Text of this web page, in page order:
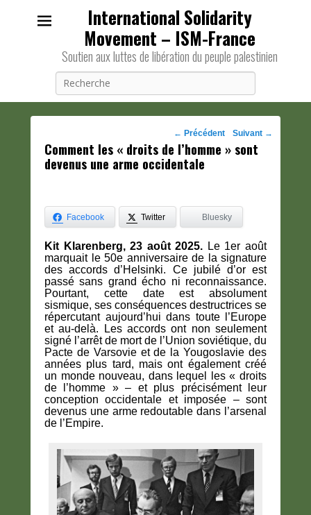
International Solidarity
Movement – ISM-France
Soutien aux luttes de libération du peuple palestinien
Navigation
des
← Précédent Suivant →
Comment les « droits de l’homme » sont
devenus une arme occidentale
Facebook Twitter Bluesky
Kit Klarenberg, 23 août 2025. Le 1er août
marquait le 50e anniversaire de la signature
des accords d’Helsinki. Ce jubilé d’or est
passé sans grand écho ni reconnaissance.
Pourtant, cette date est absolument
sismique, ses conséquences destructrices se
répercutant aujourd’hui dans toute l’Europe
et au-delà. Les accords ont non seulement
signé l’arrêt de mort de l’Union soviétique, du
Pacte de Varsovie et de la Yougoslavie des
années plus tard, mais ont également créé
un monde nouveau, dans lequel les « droits
de l’homme » – et plus précisément leur
conception occidentale et imposée – sont
devenus une arme redoutable dans l’arsenal
de l’Empire.